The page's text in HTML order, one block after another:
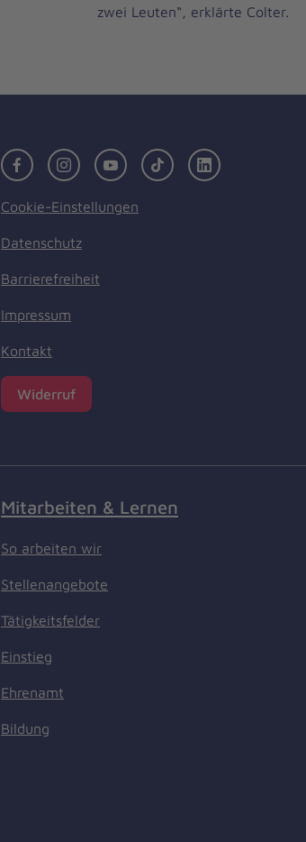
zwei Leuten“, erklärte Colter.
FacebookInstagramYoutubeTikTok LinkedIn
Cookie-Einstellungen
Datenschutz
Barrierefreiheit
Impressum
Kontakt
Widerruf
Mitarbeiten & Lernen
So arbeiten wir
Stellenangebote
Tätigkeitsfelder
Einstieg
Ehrenamt
Bildung